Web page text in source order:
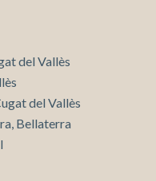
del Vallès
del Vallès
Bellaterra